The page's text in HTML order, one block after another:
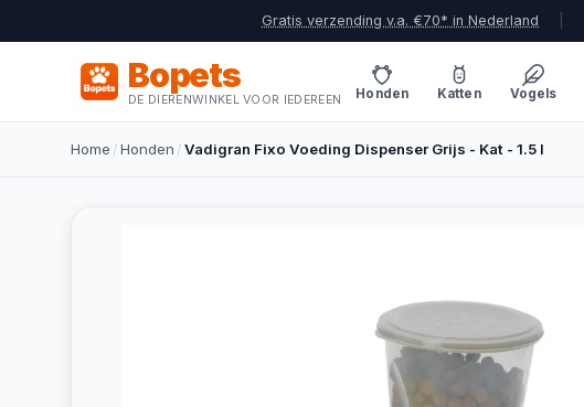
Gratis verzending v.a. €70* in Nederland
Bopets
DE DIERENWINKEL VOOR IEDEREEN Honden Katten Vogels
Home /Honden /Vadigran Fixo Voeding Dispenser Grijs - Kat - 1.5 l